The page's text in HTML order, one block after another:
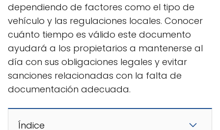
dependiendo de factores como el tipo de
vehículo y las regulaciones locales. Conocer
cuánto tiempo es válido este documento
ayudará a los propietarios a mantenerse al
día con sus obligaciones legales y evitar
sanciones relacionadas con la falta de
documentación adecuada.
Índice